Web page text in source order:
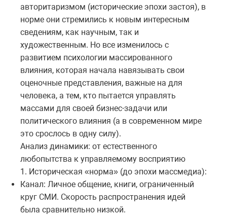
авторитаризмом (исторические эпохи застоя), в
норме они стремились к новым интересным
сведениям, как научным, так и
художественным. Но все изменилось с
развитием психологии массированного
влияния, которая начала навязывать свои
оценочные представления, важные на для
человека, а тем, кто пытается управлять
массами для своей бизнес-задачи или
политического влияния (а в современном мире
это срослось в одну силу).
Анализ динамики: от естественного
любопытства к управляемому восприятию
1. Историческая «норма» (до эпохи массмедиа):
Канал: Личное общение, книги, ограниченный
круг СМИ. Скорость распространения идей
была сравнительно низкой.